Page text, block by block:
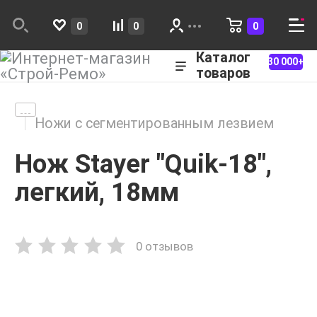
0 0 0
Каталог
товаров
30 000+
Ножи с сегментированным лезвием
Нож Stayer "Quik-18",
легкий, 18мм
0 отзывов